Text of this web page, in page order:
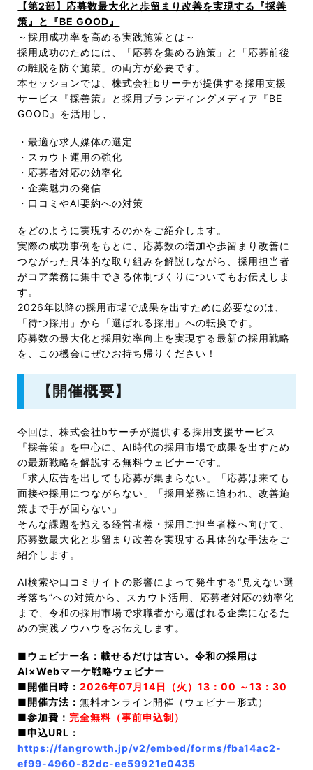
【第2部】応募数最大化と歩留まり改善を実現する『採善
策』と『BE GOOD』
～採用成功率を高める実践施策とは～
採用成功のためには、「応募を集める施策」と「応募前後
の離脱を防ぐ施策」の両方が必要です。
本セッションでは、株式会社bサーチが提供する採用支援
サービス『採善策』と採用ブランディングメディア『BE
GOOD』を活用し、
・最適な求人媒体の選定
・スカウト運用の強化
・応募者対応の効率化
・企業魅力の発信
・口コミやAI要約への対策
をどのように実現するのかをご紹介します。
実際の成功事例をもとに、応募数の増加や歩留まり改善に
つながった具体的な取り組みを解説しながら、採用担当者
がコア業務に集中できる体制づくりについてもお伝えしま
す。
2026年以降の採用市場で成果を出すために必要なのは、
「待つ採用」から「選ばれる採用」への転換です。
応募数の最大化と採用効率向上を実現する最新の採用戦略
を、この機会にぜひお持ち帰りください！
【開催概要】
今回は、株式会社bサーチが提供する採用支援サービス
『採善策』を中心に、AI時代の採用市場で成果を出すため
の最新戦略を解説する無料ウェビナーです。
「求人広告を出しても応募が集まらない」「応募は来ても
面接や採用につながらない」「採用業務に追われ、改善施
策まで手が回らない」
そんな課題を抱える経営者様・採用ご担当者様へ向けて、
応募数最大化と歩留まり改善を実現する具体的な手法をご
紹介します。
AI検索や口コミサイトの影響によって発生する“見えない選
考落ち”への対策から、スカウト活用、応募者対応の効率化
まで、令和の採用市場で求職者から選ばれる企業になるた
めの実践ノウハウをお伝えします。
■ウェビナー名：載せるだけは古い。令和の採用は
AI×Webマーケ戦略ウェビナー
■開催日時：2026年07月14日（火）13：00 ～13：30
■開催方法：無料オンライン開催（ウェビナー形式）
■参加費： 完全無料（事前申込制）
■申込URL：
https://fangrowth.jp/v2/embed/forms/fba14ac2-
ef99-4960-82dc-ee59921e0435